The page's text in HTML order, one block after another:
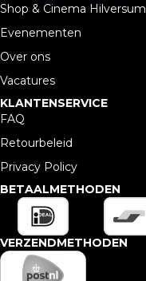
Shop & Cinema Hilversum
Evenementen
Over ons
Vacatures
KLANTENSERVICE
FAQ
Retourbeleid
Privacy Policy
BETAALMETHODEN
VERZENDMETHODEN